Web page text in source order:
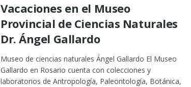
Vacaciones en el Museo
Provincial de Ciencias Naturales
Dr. Ángel Gallardo
Museo de ciencias naturales Ángel Gallardo El Museo
Gallardo en Rosario cuenta con colecciones y
laboratorios de Antropología, Paleontología, Botánica,